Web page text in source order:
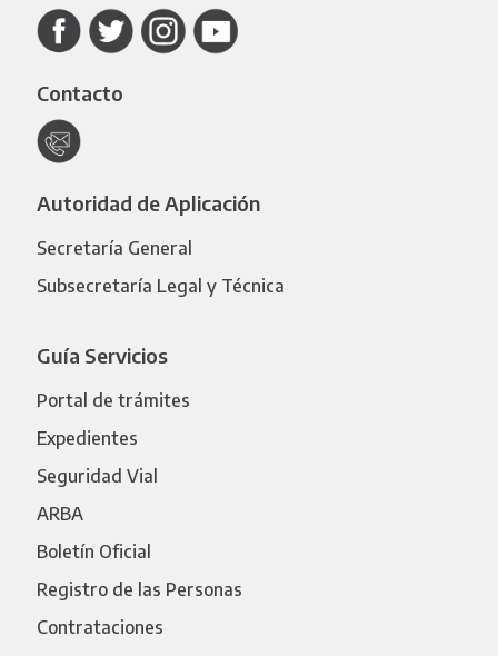
Contacto
Autoridad de Aplicación
Secretaría General
Subsecretaría Legal y Técnica
Guía Servicios
Portal de trámites
Expedientes
Seguridad Vial
ARBA
Boletín Oficial
Registro de las Personas
Contrataciones